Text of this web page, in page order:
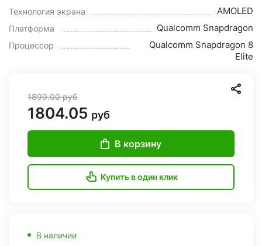
Технология экрана AMOLED
Платформа Qualcomm Snapdragon
Процессор
Qualcomm Snapdragon 8
Elite
1899.00руб
1804.05 руб
В корзину
Купить в один клик
В наличии